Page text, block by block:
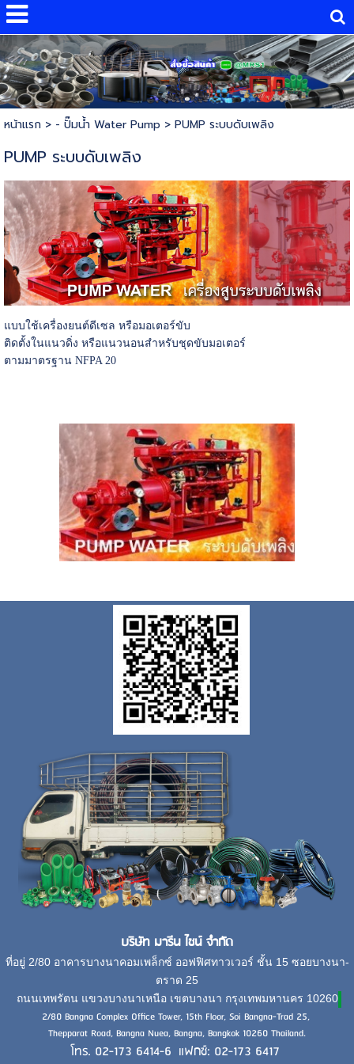
หน้าแรก> - ปั๊มน้ำ Water Pump > PUMP ระบบดับเพลิง
PUMP ระบบดับเพลิง
แบบใช้เครื่องยนต์ดีเซล หรือมอเตอร์ขับ
ติดตั้งในแนวดิ่ง หรือแนวนอนสำหรับชุดขับมอเตอร์
ตามมาตรฐาน NFPA 20
บริษัท มารีน ไชน์ จำกัด
ที่อยู่ 2/80 อาคารบางนาคอมเพล็กซ์ ออฟฟิศทาวเวอร์ ชั้น 15 ซอยบางนา-
ตราด 25
ถนนเทพรัตน แขวงบางนาเหนือ เขตบางนา กรุงเทพมหานคร 10260
2/80 Bangna Complex Office Tower, 15th Floor, Soi Bangna-Trad 25,
Thepparat Road, Bangna Nuea, Bangna, Bangkok 10260 Thailand.
โทร. 02-173 6414-6 แฟกซ์: 02-173 6417